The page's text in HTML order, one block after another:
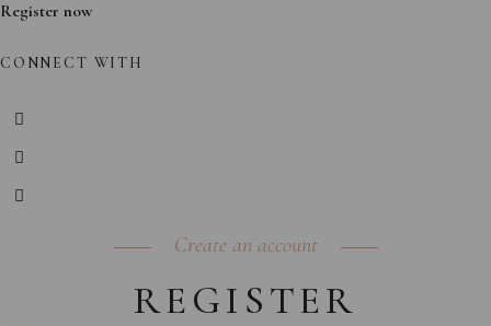
Register now
CONNECT WITH
Create an account
REGISTER